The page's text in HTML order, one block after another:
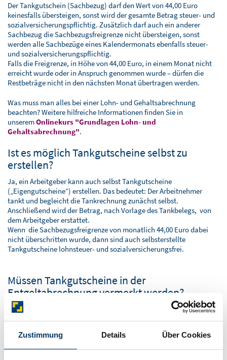
Zustimmung Details Über Cookies
Der Tankgutschein (Sachbezug) darf den Wert von 44,00 Euro
keinesfalls übersteigen, sonst wird der gesamte Betrag steuer- und
sozialversicherungspflichtig. Zusätzlich darf auch ein anderer
Sachbezug die Sachbezugsfreigrenze nicht übersteigen, sonst
werden alle Sachbezüge eines Kalendermonats ebenfalls steuer-
und sozialversicherungspflichtig.
Falls die Freigrenze, in Höhe von 44,00 Euro, in einem Monat nicht
erreicht wurde oder in Anspruch genommen wurde – dürfen die
Restbeträge nicht in den nächsten Monat übertragen werden.
Was muss man alles bei einer Lohn- und Gehaltsabrechnung
beachten? Weitere hilfreiche Informationen finden Sie in
unseremOnlinekurs "Grundlagen Lohn- und
Gehaltsabrechnung".
Ist es möglich Tankgutscheine selbst zu
erstellen?
Ja, ein Arbeitgeber kann auch selbst Tankgutscheine
(„Eigengutscheine“) erstellen. Das bedeutet: Der Arbeitnehmer
tankt und begleicht die Tankrechnung zunächst selbst.
Anschließend wird der Betrag, nach Vorlage des Tankbelegs, von
dem Arbeitgeber erstattet.
Wenn die Sachbezugsfreigrenze von monatlich 44,00 Euro dabei
nicht überschritten wurde, dann sind auch selbsterstellte
Tankgutscheine lohnsteuer- und sozialversicherungsfrei.
Müssen Tankgutscheine in der
Entgeltabrechnung vermerkt werden?
Sachbezüge müssen generell in der
Lohnabrechnung vermerkt werden.
Sachbezugsfreigrenze von 44,00
Euro nicht überschritten wurde